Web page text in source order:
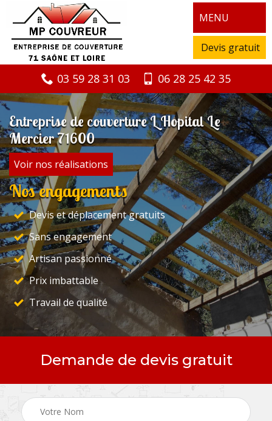
MENU
Devis gratuit
03 59 28 31 03 06 28 25 42 35
Entreprise de couverture L Hopital Le
Mercier 71600
Voir nos réalisations
Nos engagements
Devis et déplacement gratuits
Sans engagement
Artisan passionné
Prix imbattable
Travail de qualité
Demande de devis gratuit